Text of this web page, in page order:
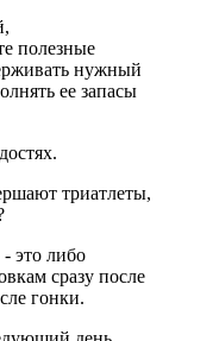
полезные
нужный
ее запасы
триатлеты,
это либо
сразу после
гонки.